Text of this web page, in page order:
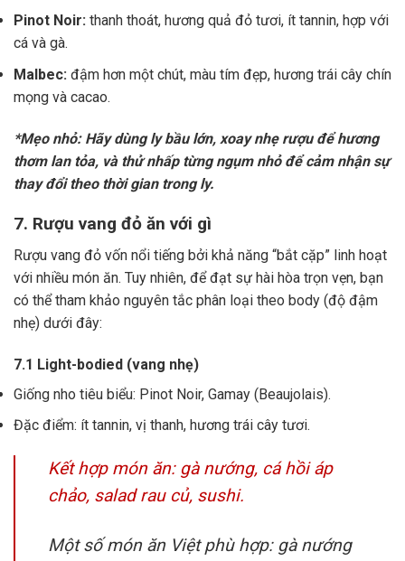
Pinot Noir: thanh thoát, hương quả đỏ tươi, ít tannin, hợp với
cá và gà.
Malbec: đậm hơn một chút, màu tím đẹp, hương trái cây chín
mọng và cacao.
*Mẹo nhỏ: Hãy dùng ly bầu lớn, xoay nhẹ rượu để hương
thơm lan tỏa, và thử nhấp từng ngụm nhỏ để cảm nhận sự
thay đổi theo thời gian trong ly.
7. Rượu vang đỏ ăn với gì
Rượu vang đỏ vốn nổi tiếng bởi khả năng “bắt cặp” linh hoạt
với nhiều món ăn. Tuy nhiên, để đạt sự hài hòa trọn vẹn, bạn
có thể tham khảo nguyên tắc phân loại theo body (độ đậm
nhẹ) dưới đây:
7.1 Light-bodied (vang nhẹ)
Giống nho tiêu biểu: Pinot Noir, Gamay (Beaujolais).
Đặc điểm: ít tannin, vị thanh, hương trái cây tươi.
Kết hợp món ăn: gà nướng, cá hồi áp
chảo, salad rau củ, sushi.
Một số món ăn Việt phù hợp: gà nướng